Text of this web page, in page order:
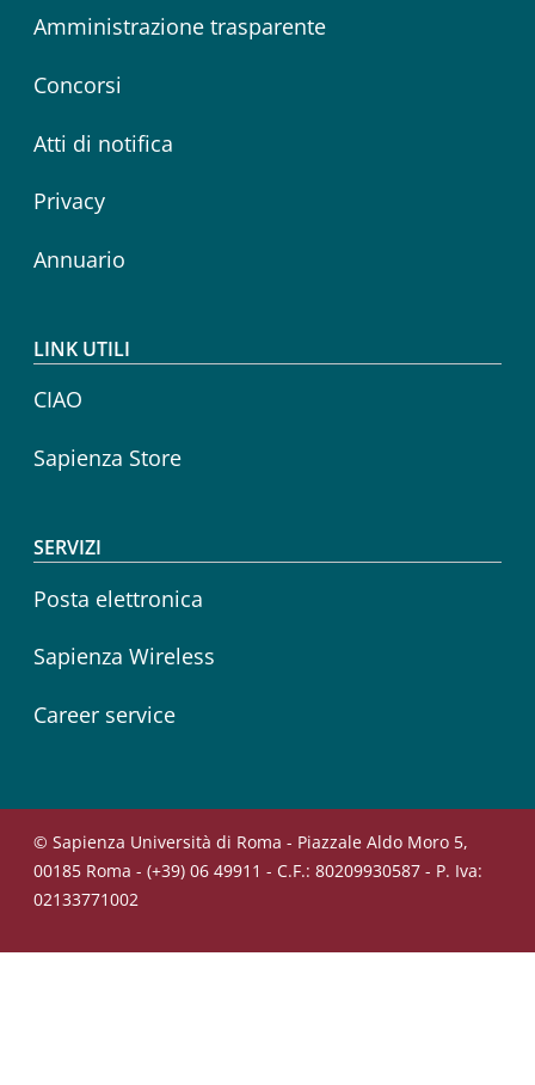
Amministrazione trasparente
Concorsi
Atti di notifica
Privacy
Annuario
LINK UTILI
CIAO
Sapienza Store
SERVIZI
Posta elettronica
Sapienza Wireless
Career service
© Sapienza Università di Roma - Piazzale Aldo Moro 5,
00185 Roma - (+39) 06 49911 - C.F.: 80209930587 - P. Iva:
02133771002